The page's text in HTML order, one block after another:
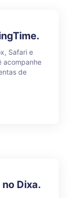
Safari e
acompanhe
de
Dixa.